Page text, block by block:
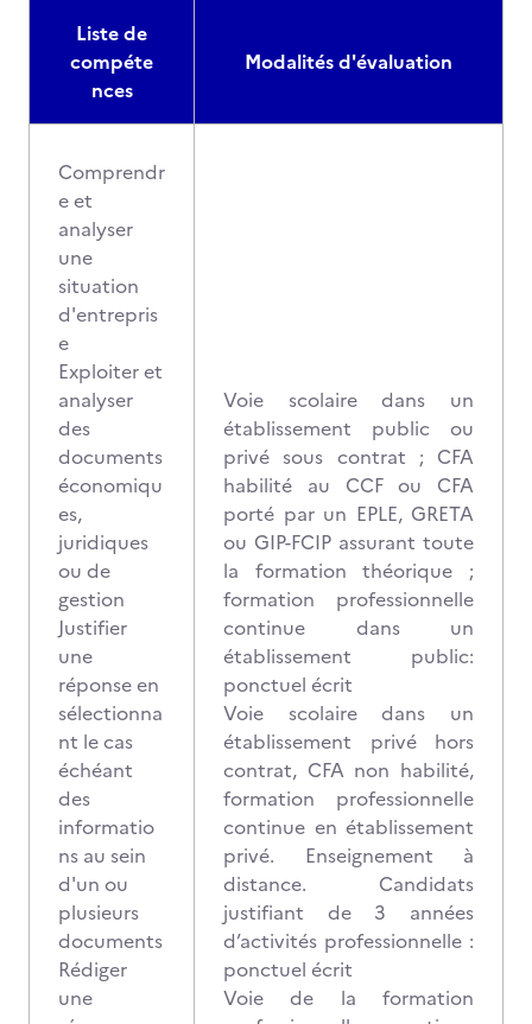
Liste de
compéte
nces
Modalités d'évaluation
Comprendr
e et
analyser
une
situation
d'entrepris
e
Exploiter et
analyser
des
documents
économiqu
es,
juridiques
ou de
gestion
Justifier
une
réponse en
sélectionna
nt le cas
échéant
des
informatio
ns au sein
d'un ou
plusieurs
documents
Rédiger
une
Voie scolaire dans un
établissement public ou
privé sous contrat ; CFA
habilité au CCF ou CFA
porté par un EPLE, GRETA
ou GIP-FCIP assurant toute
la formation théorique ;
formation professionnelle
continue dans un
établissement public:
ponctuel écrit
Voie scolaire dans un
établissement privé hors
contrat, CFA non habilité,
formation professionnelle
continue en établissement
privé. Enseignement à
distance. Candidats
justifiant de 3 années
d’activités professionnelle :
ponctuel écrit
Voie de la formation